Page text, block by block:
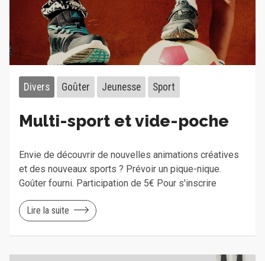
Divers Goûter Jeunesse Sport
Multi-sport et vide-poche
Envie de découvrir de nouvelles animations créatives
et des nouveaux sports ? Prévoir un pique-nique.
Goûter fourni. Participation de 5€ Pour s'inscrire
Lire la suite